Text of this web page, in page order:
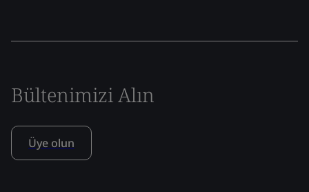
Bültenimizi Alın
Üye olun